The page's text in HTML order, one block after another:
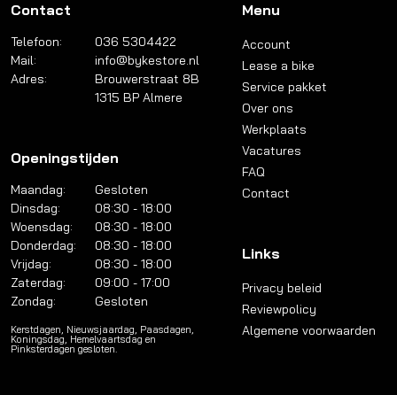
Contact
Telefoon:
036 5304422
Mail:
info@bykestore.nl
Adres:
Brouwerstraat 8B
1315 BP Almere
Openingstijden
Maandag:
Gesloten
Dinsdag:
08:30 - 18:00
Woensdag:
08:30 - 18:00
Donderdag:
08:30 - 18:00
Vrijdag:
08:30 - 18:00
Zaterdag:
09:00 - 17:00
Zondag:
Gesloten
Kerstdagen, Nieuwsjaardag, Paasdagen,
Koningsdag, Hemelvaartsdag en
Pinksterdagen gesloten.
Menu
Account
Lease a bike
Service pakket
Over ons
Werkplaats
Vacatures
FAQ
Contact
Links
Privacy beleid
Reviewpolicy
Algemene voorwaarden